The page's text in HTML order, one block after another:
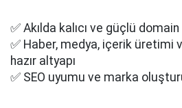
✅ Akılda kalıcı ve güçlü domain
✅ Haber, medya, içerik üretimi
hazır altyapı
✅ SEO uyumu ve marka